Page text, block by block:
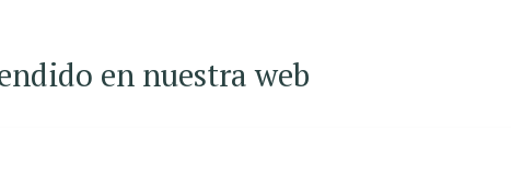
en nuestra web